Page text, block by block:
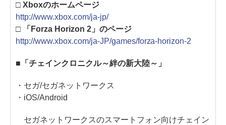
□ Xboxのホームページ
http://www.xbox.com/ja-jp/
□ 「Forza Horizon 2」のページ
http://www.xbox.com/ja-JP/games/forza-horizon-2
■「チェインクロニクル～絆の新大陸～」
・セガ/セガネットワークス
・iOS/Android
セガネットワークスのスマートフォン向けチェイン